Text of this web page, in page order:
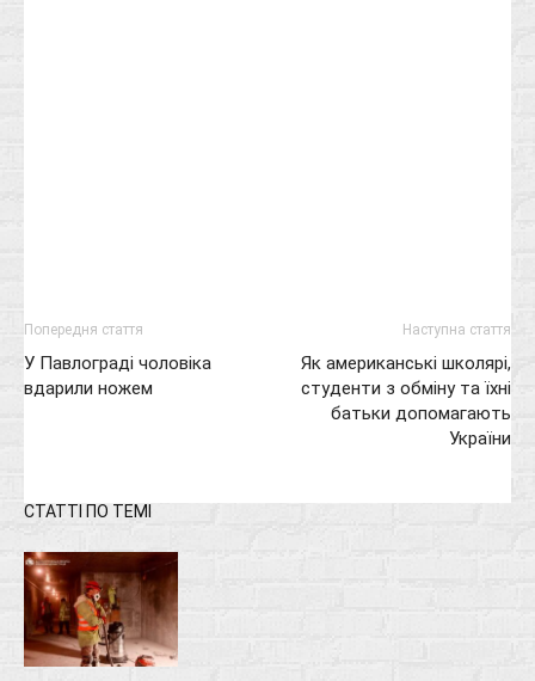
Попередня стаття
У Павлограді чоловіка
вдарили ножем
Наступна стаття
Як американські школярі,
студенти з обміну та їхні
батьки допомагають
України
СТАТТІ ПО ТЕМІ